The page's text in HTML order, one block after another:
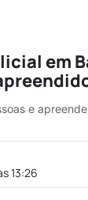
em
e
13:26